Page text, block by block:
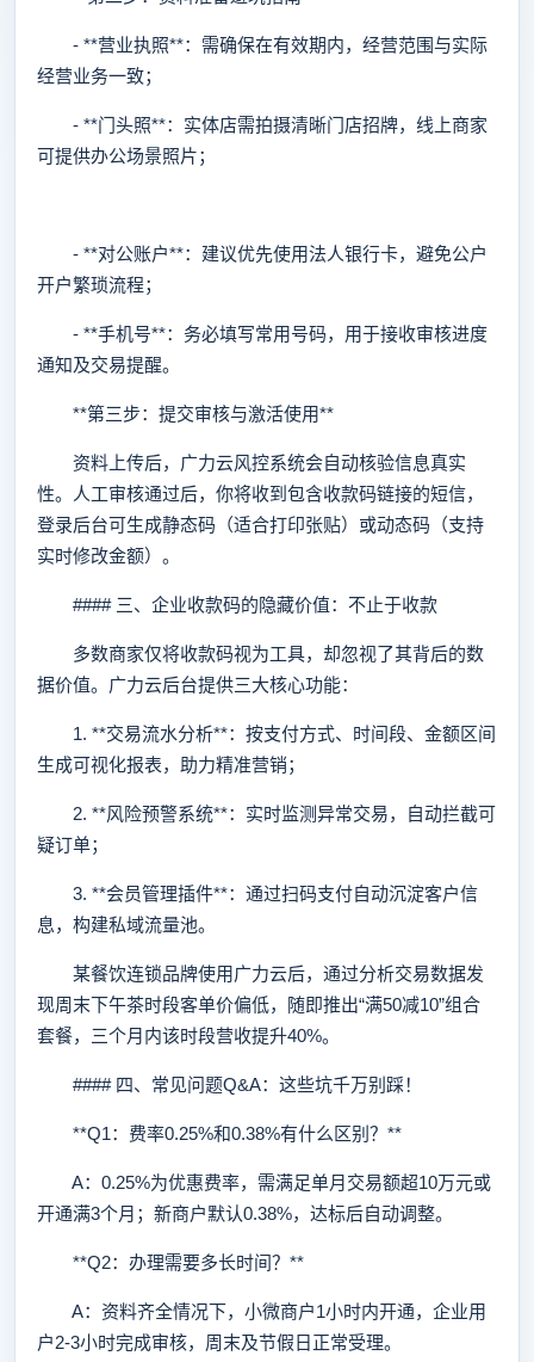
- **营业执照**：需确保在有效期内，经营范围与实际
经营业务一致；
- **门头照**：实体店需拍摄清晰门店招牌，线上商家
可提供办公场景照片；
- **对公账户**：建议优先使用法人银行卡，避免公户
开户繁琐流程；
- **手机号**：务必填写常用号码，用于接收审核进度
通知及交易提醒。
**第三步：提交审核与激活使用**
资料上传后，广力云风控系统会自动核验信息真实
性。人工审核通过后，你将收到包含收款码链接的短信，
登录后台可生成静态码（适合打印张贴）或动态码（支持
实时修改金额）。
#### 三、企业收款码的隐藏价值：不止于收款
多数商家仅将收款码视为工具，却忽视了其背后的数
据价值。广力云后台提供三大核心功能：
1. **交易流水分析**：按支付方式、时间段、金额区间
生成可视化报表，助力精准营销；
2. **风险预警系统**：实时监测异常交易，自动拦截可
疑订单；
3. **会员管理插件**：通过扫码支付自动沉淀客户信
息，构建私域流量池。
某餐饮连锁品牌使用广力云后，通过分析交易数据发
现周末下午茶时段客单价偏低，随即推出“满50减10”组合
套餐，三个月内该时段营收提升40%。
#### 四、常见问题Q&A：这些坑千万别踩！
**Q1：费率0.25%和0.38%有什么区别？**
A：0.25%为优惠费率，需满足单月交易额超10万元或
开通满3个月；新商户默认0.38%，达标后自动调整。
**Q2：办理需要多长时间？**
A：资料齐全情况下，小微商户1小时内开通，企业用
户2-3小时完成审核，周末及节假日正常受理。